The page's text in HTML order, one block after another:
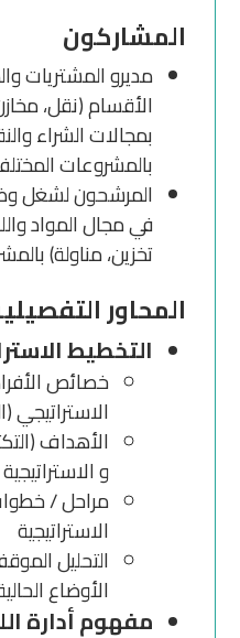
المشاركون
مديرو المشتريات
الأقسام (نقل،
بمجالات الشراء
بالمشروعات
المرشحون لشغل
في مجال المواد
تخزين، مناولة)
المحاور
التخطيط
خصائص
الاستراتيجي
الأهداف
و
مراحل /
الاستراتيجية
التحليل
الأوضاع
مفهوم أدارة